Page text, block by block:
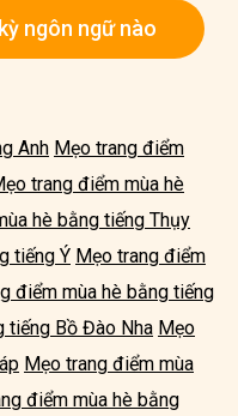
ngôn ngữ nào
Anh Mẹo trang điểm
trang điểm mùa hè
hè bằng tiếng Thụy
tiếng Ý Mẹo trang điểm
điểm mùa hè bằng tiếng
tiếng Bồ Đào Nha Mẹo
Mẹo trang điểm mùa
điểm mùa hè bằng